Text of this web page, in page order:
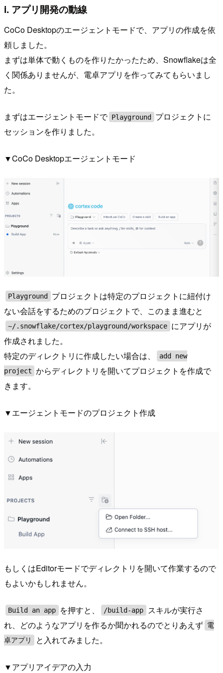
i. アプリ開発の動線
CoCo Desktopのエージェントモードで、アプリの作成を依
頼しました。
まずは単体で動くものを作りたかったため、Snowflakeは全
く関係ありませんが、電卓アプリを作ってみてもらいまし
た。
まずはエージェントモードで Playground プロジェクトに
セッションを作りました。
▼CoCo Desktopエージェントモード
Playground
プロジェクトは特定のプロジェクトに紐付け
ない会話をするためのプロジェクトで、このまま進むと
~/.snowflake/cortex/playground/workspace にアプリが
作成されました。
特定のディレクトリに作成したい場合は、
add new
project からディレクトリを開いてプロジェクトを作成で
きます。
▼エージェントモードのプロジェクト作成
もしくはEditorモードでディレクトリを開いて作業するので
もよいかもしれません。
Build an app を押すと、 /build-app
スキルが実行さ
れ、どのようなアプリを作るか聞かれるのでとりあえず 電
卓アプリ
と入れてみました。
▼アプリアイデアの入力